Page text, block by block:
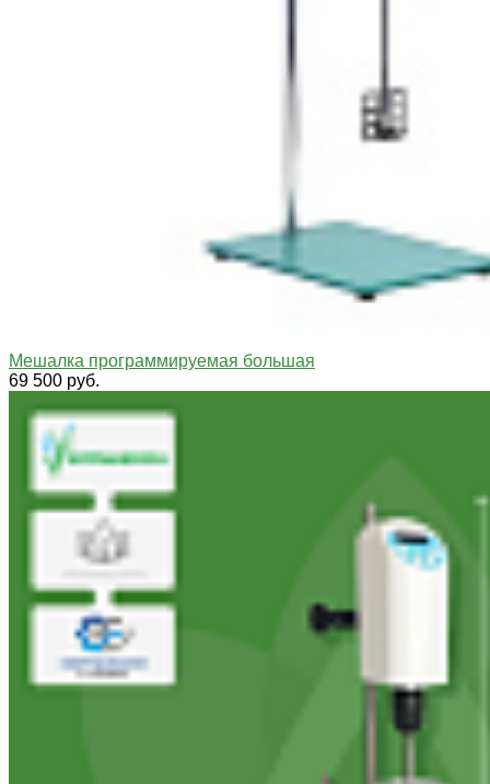
Мешалка программируемая большая
69 500 руб.